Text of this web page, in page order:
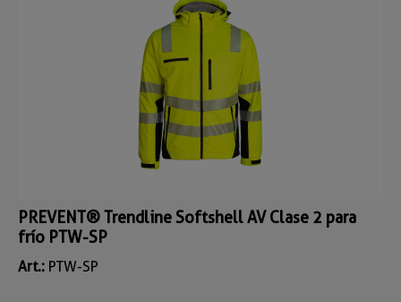
PREVENT® Trendline Softshell AV Clase 2 para
frío PTW-SP
Art.: PTW-SP